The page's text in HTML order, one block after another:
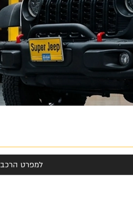
למפרט הרכב